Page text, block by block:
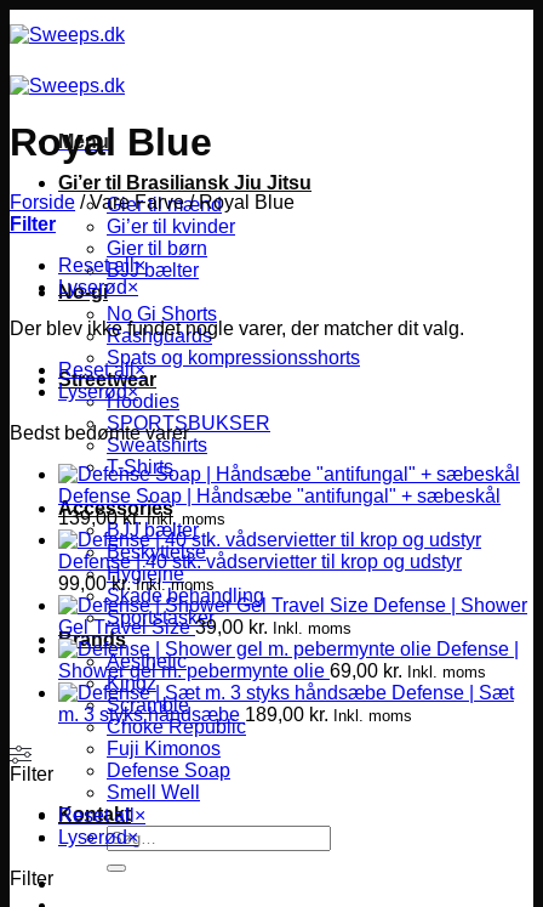
til
Menu
Gi’er til Brasiliansk Jiu Jitsu
Gier til mænd
Gi’er til kvinder
Gier til børn
BJJ bælter
No-gi
No Gi Shorts
Rashguards
Spats og kompressionsshorts
Streetwear
Hoodies
SPORTSBUKSER
Sweatshirts
T-Shirts
Accessories
BJJ bælter
Beskyttelse
Hygiejne
Skade behandling
Sportstasker
Brands
Aesthetic
Kingz
Scramble
Choke Republic
Fuji Kimonos
Defense Soap
Smell Well
Kontakt
Søg
efter:
Royal Blue
Forside /Vare Farve/Royal Blue
Filter
Reset all×
Lyserød×
Der blev ikke fundet nogle varer, der matcher dit valg.
Reset all×
Lyserød×
Bedst bedømte varer
Defense Soap | Håndsæbe "antifungal" + sæbeskål
139,00kr. Inkl. moms
Defense | 40 stk. vådservietter til krop og udstyr
99,00kr. Inkl. moms
Defense | Shower
Gel Travel Size 39,00 kr. Inkl. moms
Defense |
Shower gel m. pebermynte olie 69,00 kr. Inkl. moms
Defense | Sæt
m. 3 styks håndsæbe 189,00 kr. Inkl. moms
Filter
Reset all ×
Lyserød×
Filter